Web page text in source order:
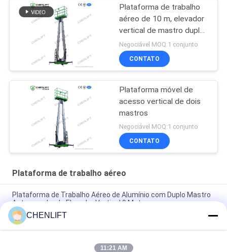
Plataforma de trabalho
aéreo de 10 m, elevador
vertical de mastro duplo
com plataforma de
extensão
Negociável MOQ:1 conjunto
CONTATO
Plataforma móvel de
acesso vertical de dois
mastros
Negociável MOQ:1 conjunto
CONTATO
Plataforma de trabalho aéreo
Plataforma de Trabalho Aéreo de Alumínio com Duplo Mastro
Autopropulsada Elevador Vertical 9 Metros
Plataforma de Trabalho Aéreo de 10 Metros de Altura com
Duplo Mastro e Mesa de Elevação Vertical Hidráulica
CHENLIFT
11:21 AM